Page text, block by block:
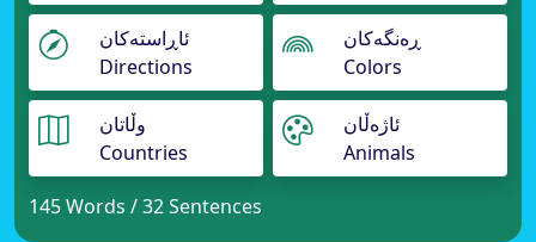
ئاڕاستەکان
Directions
ڕەنگەکان
Colors
وڵاتان
Countries
ئاژەڵان
Animals
145 Words / 32 Sentences